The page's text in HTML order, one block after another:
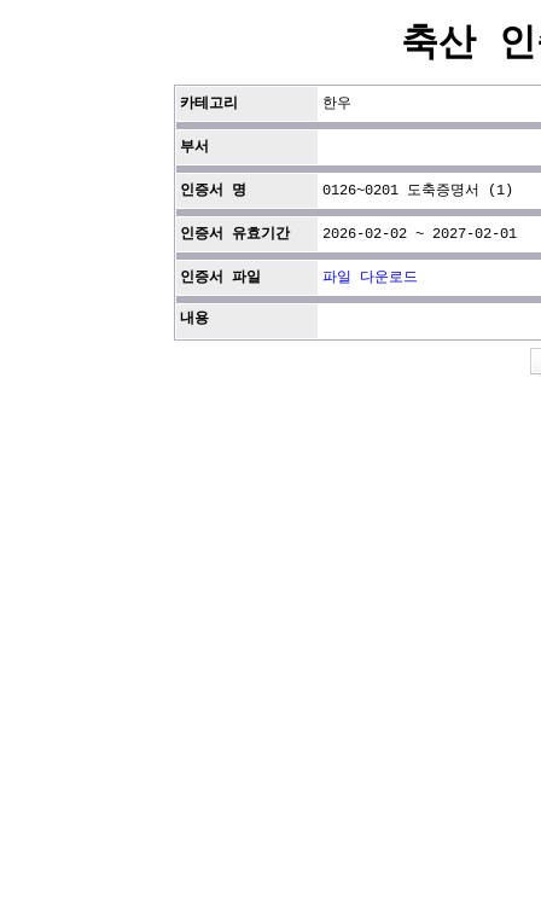
축산
카테고리 한우
부서
인증서 명 0126~0201 도축증명서 (1)
인증서 유효기간 2026-02-02 ~ 2027-02-01
인증서 파일 파일 다운로드
내용